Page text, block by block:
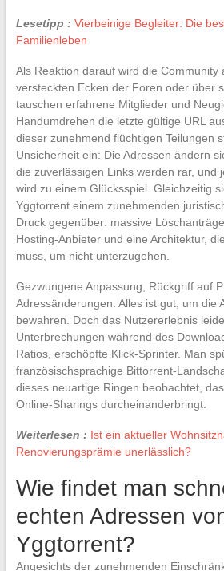
Lesetipp : Vierbeinige Begleiter: Die
Familienleben
Als Reaktion darauf wird die Community
versteckten Ecken der Foren oder über
tauschen erfahrene Mitglieder und
Handumdrehen die letzte gültige URL
dieser zunehmend flüchtigen Teilungen
Unsicherheit ein: Die Adressen ändern
die zuverlässigen Links werden rar, und
wird zu einem Glücksspiel. Gleichzeitig
Yggtorrent einem zunehmenden
Druck gegenüber: massive
Hosting-Anbieter und eine Architektur,
muss, um nicht unterzugehen.
Gezwungene Anpassung, Rückgriff auf
Adressänderungen: Alles ist gut, um die
bewahren. Doch das Nutzererlebnis
Unterbrechungen während des
Ratios, erschöpfte Klick-Sprinter. Man
französischsprachige Bittorrent-
dieses neuartige Ringen beobachtet,
Online-Sharings durcheinanderbringt.
Weiterlesen : Ist ein aktueller
Renovierungsprämie unerlässlich?
Wie findet man
echten Adressen
Yggtorrent?
Angesichts der zunehmenden